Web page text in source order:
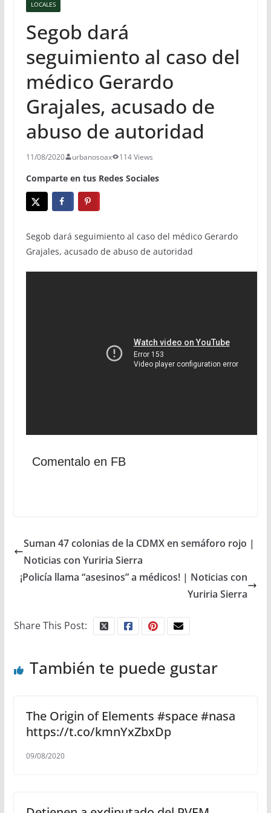
LOCALES
Segob dará
seguimiento al caso del
médico Gerardo
Grajales, acusado de
abuso de autoridad
11/08/2020 urbanosoax 114 Views
Comparte en tus Redes Sociales
Segob dará seguimiento al caso del médico Gerardo
Grajales, acusado de abuso de autoridad
Comentalo en FB
Suman 47 colonias de la CDMX en semáforo rojo |
Noticias con Yuriria Sierra
¡Policía llama “asesinos” a médicos! | Noticias con
Yuriria Sierra
Share This Post:
También te puede gustar
The Origin of Elements #space #nasa
https://t.co/kmnYxZbxDp
09/08/2020